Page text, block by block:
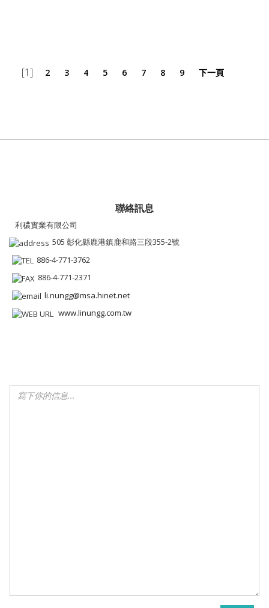
[1] 2 3 4 5 6 7 8 9 下一頁
聯絡訊息
利穠實業有限公司
505 彰化縣鹿港鎮鹿和路三段355-2號
886-4-771-3762
886-4-771-2371
li.nungg@msa.hinet.net
www.linungg.com.tw